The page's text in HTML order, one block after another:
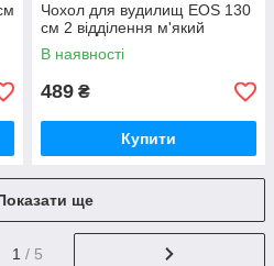
Чохол для вудилищ EOS 130
см 2 відділення м'який
В наявності
489 ₴
Купити
ще
1 / 5